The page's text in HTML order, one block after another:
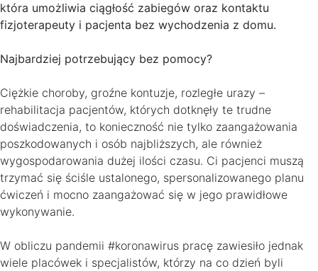
która umożliwia ciągłość zabiegów oraz kontaktu
fizjoterapeuty i pacjenta bez wychodzenia z domu.
Najbardziej potrzebujący bez pomocy?
Ciężkie choroby, groźne kontuzje, rozległe urazy –
rehabilitacja pacjentów, których dotknęły te trudne
doświadczenia, to konieczność nie tylko zaangażowania
poszkodowanych i osób najbliższych, ale również
wygospodarowania dużej ilości czasu. Ci pacjenci muszą
trzymać się ściśle ustalonego, spersonalizowanego planu
ćwiczeń i mocno zaangażować się w jego prawidłowe
wykonywanie.
W obliczu pandemii #koronawirus pracę zawiesiło jednak
wiele placówek i specjalistów, którzy na co dzień byli